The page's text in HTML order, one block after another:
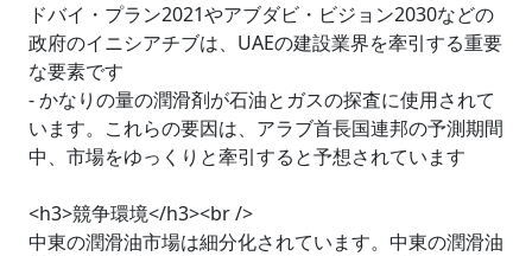
ドバイ・プラン2021やアブダビ・ビジョン2030などの
政府のイニシアチブは、UAEの建設業界を牽引する重要
な要素です
- かなりの量の潤滑剤が石油とガスの探査に使用されて
います。これらの要因は、アラブ首長国連邦の予測期間
中、市場をゆっくりと牽引すると予想されています
<h3>競争環境</h3><br />
中東の潤滑油市場は細分化されています。中東の潤滑油